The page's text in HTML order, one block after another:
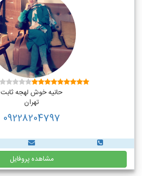
حانیه خوش لهجه ثابت
تهران
09228204797
مشاهده پروفایل